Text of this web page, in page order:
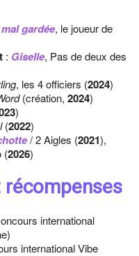
gardée, le joueur de
: Giselle, Pas de deux des
, les 4 officiers (2024)
(création, 2024)
)
(2022)
/ 2 Aigles (2021),
(2026)
international
international Vibe